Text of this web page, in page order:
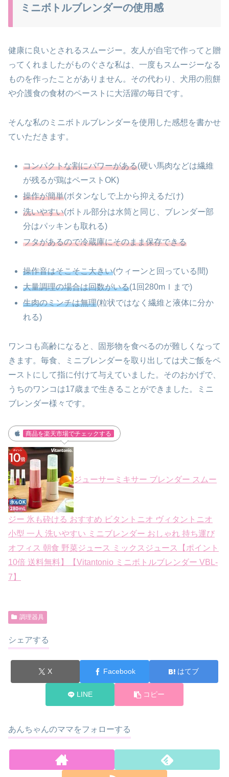
ミニボトルブレンダーの使用感
健康に良いとされるスムージー。友人が自宅で作ってと贈
ってくれましたがものぐさな私は、一度もスムージーなる
ものを作ったことがありません。 その代わり、犬用の煎餅
や介護食の食材のペーストに大活躍の毎日です。
そんな私のミニボトルブレンダーを使用した感想を書かせ
ていただきます。
コンパクトな割にパワーがある(硬い馬肉などは繊維
が残るが鶏はペーストOK)
操作が簡単(ボタンなしで上から抑えるだけ)
洗いやすい(ボトル部分は水筒と同じ、ブレンダー部
分はパッキンも取れる)
フタがあるので冷蔵庫にそのまま保存できる
操作音はそこそこ大きい(ウィーンと回っている間)
大量調理の場合は回数がいる(1回280mｌまで)
生肉のミンチは無理(粒状ではなく繊維と液体に分か
れる)
ワンコも高齢になると、固形物を食べるのが難しくなって
きます。 毎食、ミニブレンダーを取り出しては犬ご飯をペ
ーストにして指に付けて与えていました。そのおかげで、
うちのワンコは17歳まで生きることができました。
ミニ
ブレンダー様々です。
商品を楽天市場でチェックする
ジューサーミキサー ブレンダー スムー
ジー 氷も砕ける おすすめ ビタントニオ ヴィタントニオ
小型 一人 洗いやすい ミニブレンダー おしゃれ 持ち運び
オフィス 朝食 野菜ジュース ミックスジュース【ポイント
10倍 送料無料】【Vitantonio ミニボトルブレンダー VBL-
7】
調理器具
シェアする
X Facebook はてブ
LINE コピー
あんちゃんのママをフォローする